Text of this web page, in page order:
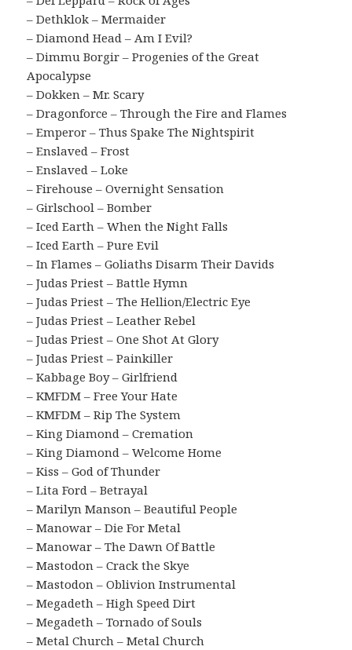
– Dethklok – Mermaider
– Diamond Head – Am I Evil?
– Dimmu Borgir – Progenies of the Great
Apocalypse
– Dokken – Mr. Scary
– Dragonforce – Through the Fire and Flames
– Emperor – Thus Spake The Nightspirit
– Enslaved – Frost
– Enslaved – Loke
– Firehouse – Overnight Sensation
– Girlschool – Bomber
– Iced Earth – When the Night Falls
– Iced Earth – Pure Evil
– In Flames – Goliaths Disarm Their Davids
– Judas Priest – Battle Hymn
– Judas Priest – The Hellion/Electric Eye
– Judas Priest – Leather Rebel
– Judas Priest – One Shot At Glory
– Judas Priest – Painkiller
– Kabbage Boy – Girlfriend
– KMFDM – Free Your Hate
– KMFDM – Rip The System
– King Diamond – Cremation
– King Diamond – Welcome Home
– Kiss – God of Thunder
– Lita Ford – Betrayal
– Marilyn Manson – Beautiful People
– Manowar – Die For Metal
– Manowar – The Dawn Of Battle
– Mastodon – Crack the Skye
– Mastodon – Oblivion Instrumental
– Megadeth – High Speed Dirt
– Megadeth – Tornado of Souls
– Metal Church – Metal Church